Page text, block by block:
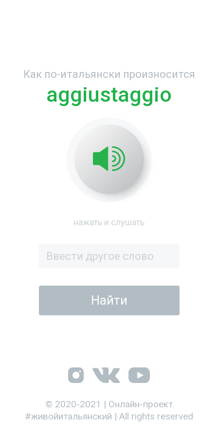
Как по-итальянски произносится
aggiustaggio
нажать и слушать
© 2020-2021 | Онлайн-проект
#живойитальянский | All rights reserved